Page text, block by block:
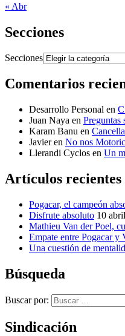
« Abr
Secciones
Secciones
Comentarios
Desarrollo Personal en
Juan Naya en Preguntas
Karam Banu en
Javieren No nos
Llerandi Cyclos en Un
Artículos recientes
Pogacar, el campeón
Disfrute absoluto 10
Mathieu Van der Poel,
Empate entre Pogacar y
Una cuestión de
Búsqueda
Buscar por:
Sindicación